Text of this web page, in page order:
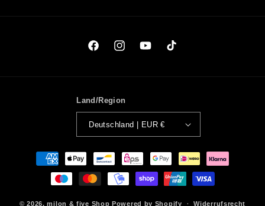
FacebookInstagramYouTubeTikTok
Land/Region
Deutschland | EUR €
Zahlungsmethoden
© 2026,milon & five Shop Powered by Shopify Widerrufsrecht